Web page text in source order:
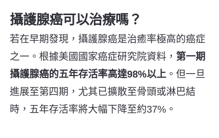
攝護腺癌可以治療嗎？
若在早期發現，攝護腺癌是治癒率極高的癌症
之一。根據美國國家癌症研究院資料， 第一期
攝護腺癌的五年存活率高達98%以上 。但一旦
進展至第四期，尤其已擴散至骨頭或淋巴結
時，五年存活率將大幅下降至約37%。